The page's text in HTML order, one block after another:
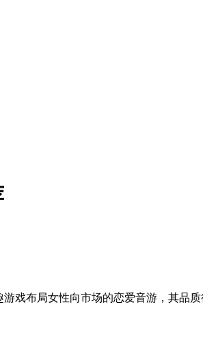
戏布局女性向市场的恋爱音游，其品